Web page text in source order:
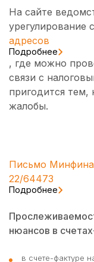
На сайте
урегулирование
адресов
Подробнее
, где можно
связи с
пригодится тем,
жалобы.
Письмо Минфина
22/64473
Подробнее
нюансов в
в счете-фактуре